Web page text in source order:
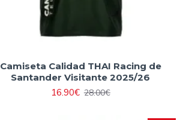
Camiseta Calidad THAI Racing de
Santander Visitante 2025/26
16.90€ 28.00€